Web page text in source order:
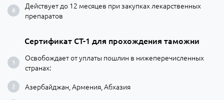
Действует до 12 месяцев при закупках лекарственных
препаратов
Сертификат СТ-1 для прохождения таможни
Освобождает от уплаты пошлин в нижеперечисленных
странах:
Азербайджан, Армения, Абхазия